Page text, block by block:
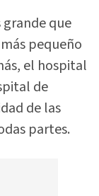
que
pequeño
el hospital
de
de las
partes.